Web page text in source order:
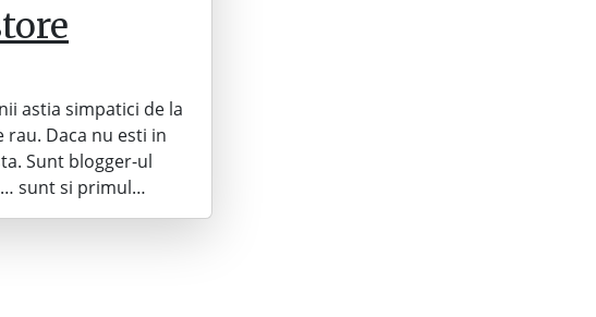
astia simpatici de la
Daca nu esti in
Sunt blogger-ul
sunt si primul…